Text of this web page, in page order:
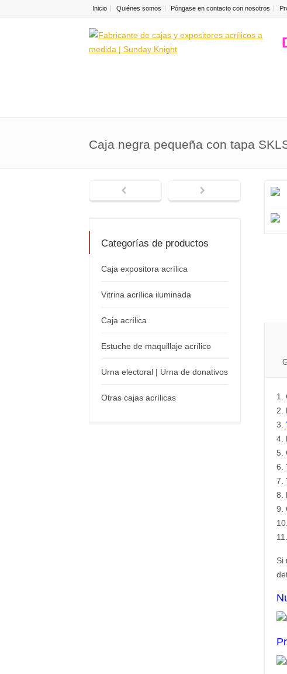
Inicio Quiénes somos Póngase en contacto con nosotros
Caja negra pequeña con tapa
1.
2.
3.
4.
5.
6.
7.
8.
9.
10.
11.
Si
Categorías de productos
Caja expositora acrílica
Vitrina acrílica iluminada
Caja acrílica
Estuche de maquillaje acrílico
Urna electoral | Urna de donativos
Otras cajas acrílicas